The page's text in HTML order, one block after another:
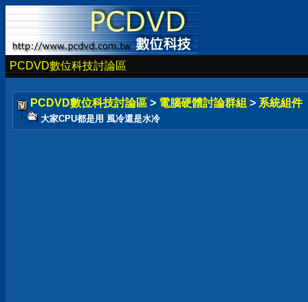
PCDVD數位科技討論區
PCDVD數位科技討論區 > 電腦硬體討論群組 > 系統組件
大家CPU都是用 風冷還是水冷